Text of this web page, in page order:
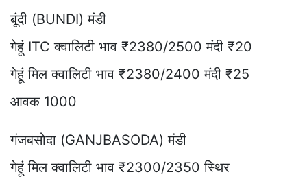
बूंदी (BUNDI) मंडी
गेहूं ITC क्वालिटी भाव ₹2380/2500 मंदी ₹20
गेहूं मिल क्वालिटी भाव ₹2380/2400 मंदी ₹25
आवक 1000
गंजबसोदा (GANJBASODA) मंडी
गेहूं मिल क्वालिटी भाव ₹2300/2350 स्थिर